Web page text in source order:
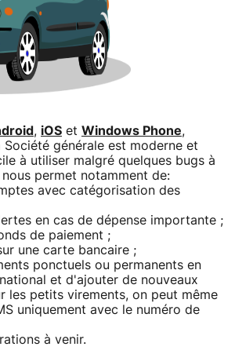
, iOS et Windows Phone,
Société générale est moderne et
à utiliser malgré quelques bugs à
nous permet notamment de:
avec catégorisation des
en cas de dépense importante ;
de paiement ;
une carte bancaire ;
ponctuels ou permanents en
et d'ajouter de nouveaux
les petits virements, on peut même
uniquement avec le numéro de
à venir.